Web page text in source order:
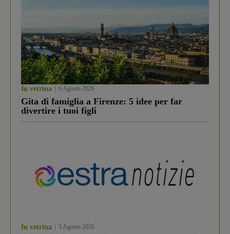
In vetrina 6 Agosto 2026
Gita di famiglia a Firenze: 5 idee per far
divertire i tuoi figli
In vetrina 3 Agosto 2026